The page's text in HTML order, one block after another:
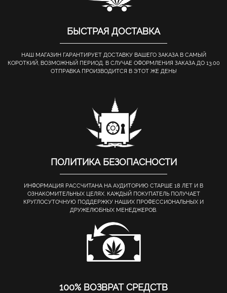
БЫСТРАЯ ДОСТАВКА
НАШ МАГАЗИН ГАРАНТИРУЕТ ДОСТАВКУ ВАШЕГО ЗАКАЗА В САМЫЙ
КОРОТКИЙ, ВОЗМОЖНЫЙ ПЕРИОД. В СЛУЧАЕ ОФОРМЛЕНИЯ ЗАКАЗА ДО 13.00
ОТПРАВКА ПРОИЗВОДИТСЯ В ЭТОТ ЖЕ ДЕНЬ!
ПОЛИТИКА БЕЗОПАСНОСТИ
ИНФОРМАЦИЯ РАССЧИТАНА НА АУДИТОРИЮ СТАРШЕ 18 ЛЕТ И В
ОЗНАКОМИТЕЛЬНЫХ ЦЕЛЯХ. КАЖДЫЙ ПОКУПАТЕЛЬ ПОЛУЧАЕТ
КРУГЛОСУТОЧНУЮ ПОДДЕРЖКУ НАШИХ ПРОФЕССИОНАЛЬНЫХ И
ДРУЖЕЛЮБНЫХ МЕНЕДЖЕРОВ.
100% ВОЗВРАТ СРЕДСТВ